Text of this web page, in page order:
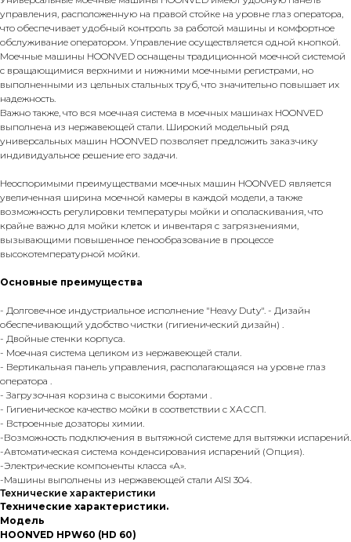
управления, расположенную на правой стойке на уровне глаз оператора,
что обеспечивает удобный контроль за работой машины и комфортное
обслуживание оператором. Управление осуществляется одной кнопкой.
Моечные машины HOONVED оснащены традиционной моечной системой
с вращающимися верхними и нижними моечными регистрами, но
выполненными из цельных стальных труб, что значительно повышает их
надежность.
Важно также, что вся моечная система в моечных машинах HOONVED
выполнена из нержавеющей стали. Широкий модельный ряд
универсальных машин HOONVED позволяет предложить заказчику
индивидуальное решение его задачи.
Неоспоримыми преимуществами моечных машин HOONVED является
увеличенная ширина моечной камеры в каждой модели, а также
возможность регулировки температуры мойки и ополаскивания, что
крайне важно для мойки клеток и инвентаря с загрязнениями,
вызывающими повышенное пенообразование в процессе
высокотемпературной мойки.
Основные преимущества
- Долговечное индустриальное исполнение "Heavy Duty". - Дизайн
обеспечивающий удобство чистки (гигиенический дизайн) .
- Двойные стенки корпуса.
- Моечная система целиком из нержавеющей стали.
- Вертикальная панель управления, располагающаяся на уровне глаз
оператора .
- Загрузочная корзина с высокими бортами .
- Гигиеническое качество мойки в соответствии с ХАССП.
- Встроенные дозаторы химии.
-Возможность подключения в вытяжной системе для вытяжки испарений.
-Автоматическая система конденсирования испарений (Опция).
-Электрические компоненты класса «А».
-Машины выполнены из нержавеющей стали AISI 304.
Технические характеристики
Технические характеристики.
Модель
HOONVED HPW60 (HD 60)